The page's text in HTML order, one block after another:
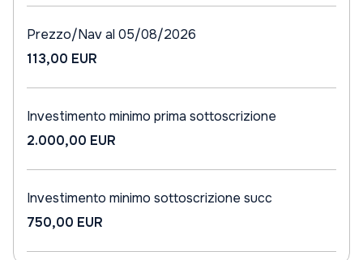
Prezzo/Nav al 05/08/2026
113,00 EUR
Investimento minimo prima sottoscrizione
2.000,00 EUR
Investimento minimo sottoscrizione succ
750,00 EUR